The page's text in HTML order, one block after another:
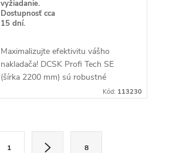
vyžiadanie.
Dostupnosť cca
15 dní.
Maximalizujte efektivitu vášho
nakladača! DCSK Profi Tech SE
(šírka 2200 mm) sú robustné
paletové vidly s kovanými hrotmi,
profi partnera pre vašu prácu.
Kód: 113230
1 8